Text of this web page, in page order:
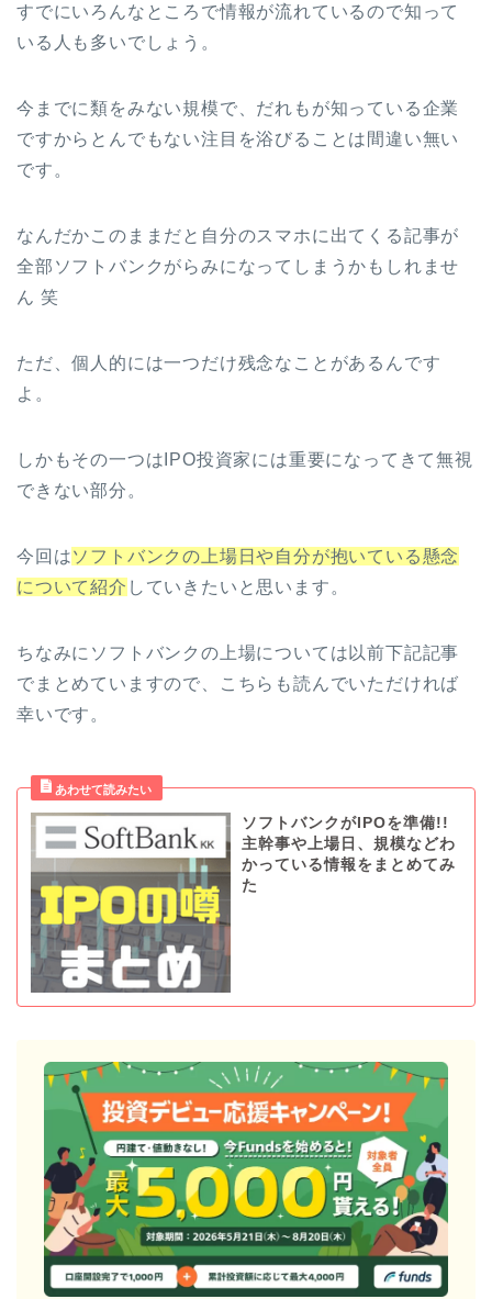
すでにいろんなところで情報が流れているので知って
いる人も多いでしょう。
今までに類をみない規模で、だれもが知っている企業
ですからとんでもない注目を浴びることは間違い無い
です。
なんだかこのままだと自分のスマホに出てくる記事が
全部ソフトバンクがらみになってしまうかもしれませ
ん 笑
ただ、個人的には一つだけ残念なことがあるんです
よ。
しかもその一つはIPO投資家には重要になってきて無視
できない部分。
今回はソフトバンクの上場日や自分が抱いている懸念
について紹介 していきたいと思います。
ちなみにソフトバンクの上場については以前下記記事
でまとめていますので、こちらも読んでいただければ
幸いです。
ソフトバンクがIPOを準備!!
主幹事や上場日、規模などわ
かっている情報をまとめてみ
た